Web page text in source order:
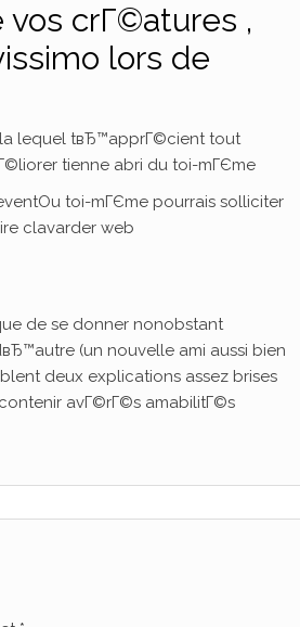
vos crГ©atures ,
lors de
lequel tвЂ™apprГ©cient tout
tienne abri du toi-mГЄme
toi-mГЄme pourrais solliciter
clavarder web
de se donner nonobstant
(un nouvelle ami aussi bien
deux explications assez brises
avГ©rГ©s amabilitГ©s